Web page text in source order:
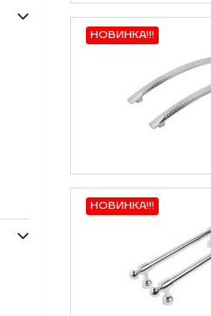
НОВИНКА!!!
НОВИНКА!!!